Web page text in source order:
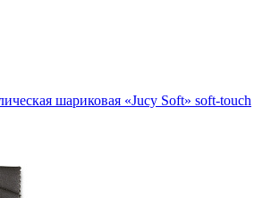
шариковая «Jucy Soft» soft-touch